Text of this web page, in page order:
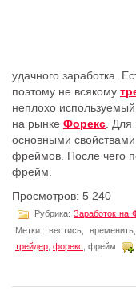
удачного заработка.
поэтому не всякому
неплохо
на рынке Форекс. Для
основными
фреймов. После чего
фрейм.
Просмотров: 5 240
Рубрика:Заработок на
Метки: вестись,
трейдер, форекс, фрейм